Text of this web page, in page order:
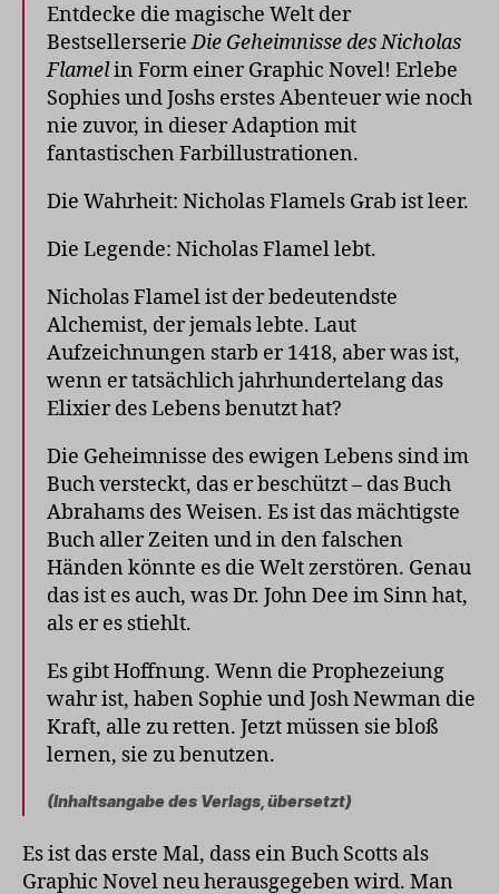
Entdecke die magische Welt der
BestsellerserieDie Geheimnisse des Nicholas
Flamelin Form einer Graphic Novel! Erlebe
Sophies und Joshs erstes Abenteuer wie noch
nie zuvor, in dieser Adaption mit
fantastischen Farbillustrationen.
Die Wahrheit: Nicholas Flamels Grab ist leer.
Die Legende: Nicholas Flamel lebt.
Nicholas Flamel ist der bedeutendste
Alchemist, der jemals lebte. Laut
Aufzeichnungen starb er 1418, aber was ist,
wenn er tatsächlich jahrhundertelang das
Elixier des Lebens benutzt hat?
Die Geheimnisse des ewigen Lebens sind im
Buch versteckt, das er beschützt – das Buch
Abrahams des Weisen. Es ist das mächtigste
Buch aller Zeiten und in den falschen
Händen könnte es die Welt zerstören. Genau
das ist es auch, was Dr. John Dee im Sinn hat,
als er es stiehlt.
Es gibt Hoffnung. Wenn die Prophezeiung
wahr ist, haben Sophie und Josh Newman die
Kraft, alle zu retten. Jetzt müssen sie bloß
lernen, sie zu benutzen.
(Inhaltsangabe des Verlags, übersetzt)
Es ist das erste Mal, dass ein Buch Scotts als
Graphic Novel neu herausgegeben wird. Man